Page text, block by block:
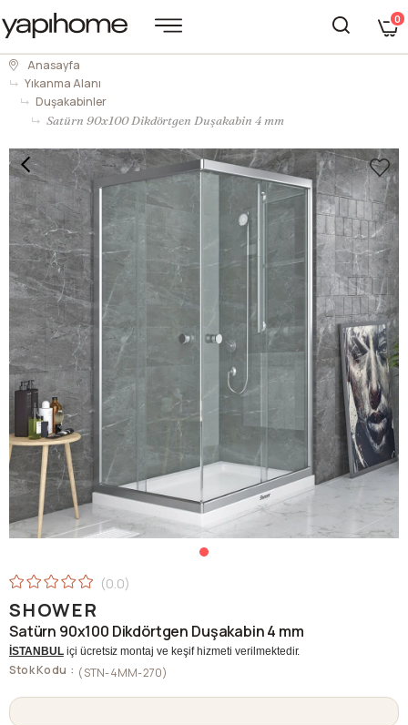
0
Anasayfa
Yıkanma Alanı
Duşakabinler
Satürn 90x100 Dikdörtgen Duşakabin 4 mm
0.0
SHOWER
Satürn 90x100 Dikdörtgen Duşakabin 4 mm
İSTANBULiçi ücretsiz montaj ve keşif hizmeti verilmektedir.
Stok Kodu (STN-4MM-270)